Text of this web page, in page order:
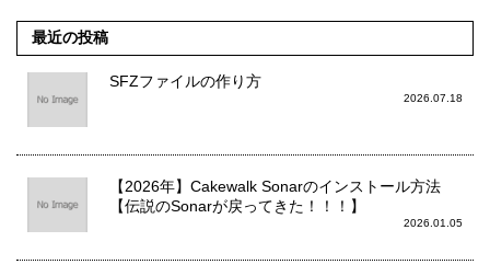
最近の投稿
SFZファイルの作り方
2026.07.18
【2026年】Cakewalk Sonarのインストール方法
【伝説のSonarが戻ってきた！！！】
2026.01.05